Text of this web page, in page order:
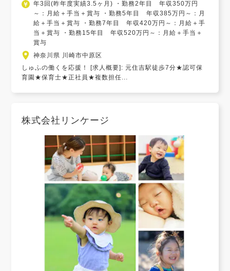
年3回(昨年度実績3.5ヶ月) ・勤務2年目 年収350万円
～：月給＋手当＋賞与 ・勤務5年目 年収385万円～：月
給＋手当＋賞与 ・勤務7年目 年収420万円～：月給＋手
当＋賞与 ・勤務15年目 年収520万円～：月給＋手当＋
賞与
神奈川県 川崎市中原区
しゅふの働くを応援！ [求人概要]: 元住吉駅徒歩7分★認可保
育園★保育士★正社員★複数担任...
株式会社リンケージ